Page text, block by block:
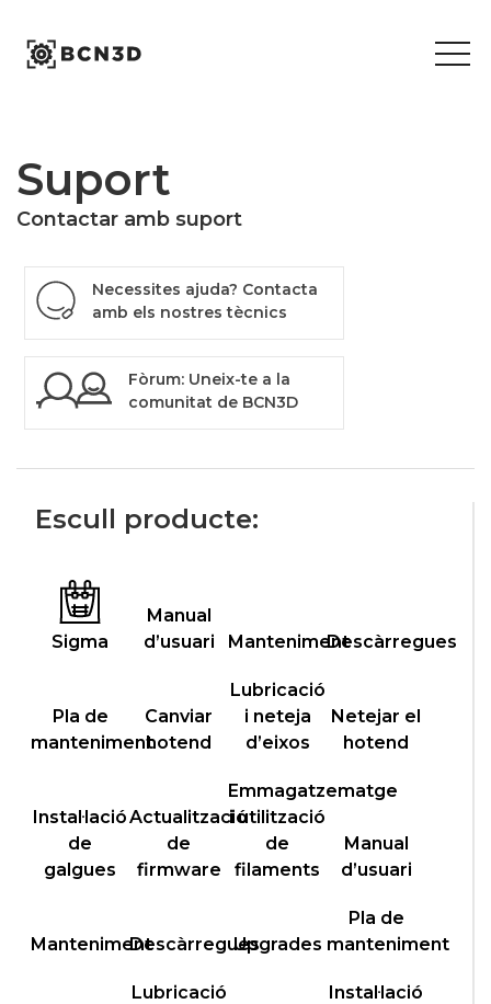
content
Suport
Contactar amb suport
Necessites ajuda? Contacta
amb els nostres tècnics
Fòrum: Uneix-te a la
comunitat de BCN3D
Escull producte:
Sigma
Manual
d’usuari
MantenimentDescàrregues
Pla de
manteniment
Canviar
hotend
Lubricació
i neteja
d’eixos
Netejar el
hotend
Instal·lació
de
galgues
Actualització
de
firmware
Emmagatzematge
i utilització
de
filaments
Manual
d’usuari
MantenimentDescàrreguesUpgrades
Pla de
manteniment
Lubricació
Instal·lació